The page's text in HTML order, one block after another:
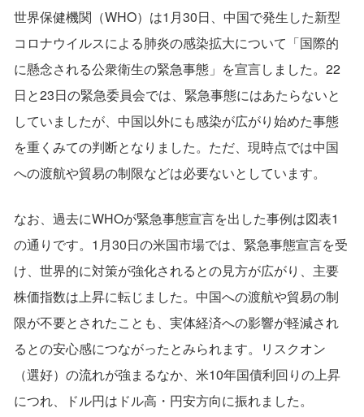
世界保健機関（WHO）は1月30日、中国で発生した新型
コロナウイルスによる肺炎の感染拡大について「国際的
に懸念される公衆衛生の緊急事態」を宣言しました。22
日と23日の緊急委員会では、緊急事態にはあたらないと
していましたが、中国以外にも感染が広がり始めた事態
を重くみての判断となりました。ただ、現時点では中国
への渡航や貿易の制限などは必要ないとしています。
なお、過去にWHOが緊急事態宣言を出した事例は図表1
の通りです。1月30日の米国市場では、緊急事態宣言を受
け、世界的に対策が強化されるとの見方が広がり、主要
株価指数は上昇に転じました。中国への渡航や貿易の制
限が不要とされたことも、実体経済への影響が軽減され
るとの安心感につながったとみられます。リスクオン
（選好）の流れが強まるなか、米10年国債利回りの上昇
につれ、ドル円はドル高・円安方向に振れました。